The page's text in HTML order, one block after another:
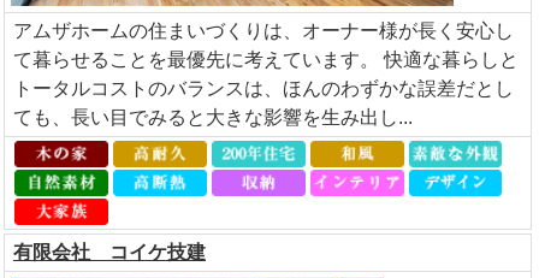
アムザホームの住まいづくりは、オーナー様が長く安心し
て暮らせることを最優先に考えています。 快適な暮らしと
トータルコストのバランスは、ほんのわずかな誤差だとし
ても、長い目でみると大きな影響を生み出し...
有限会社 コイケ技建